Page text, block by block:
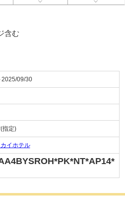
含む
09/30
指定)
イホテル